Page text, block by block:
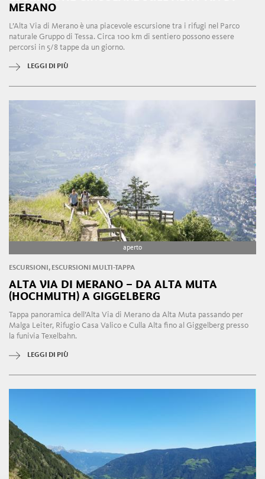
MERANO
L’Alta Via di Merano è una piacevole escursione tra i rifugi nel Parco
naturale Gruppo di Tessa. Circa 100 km di sentiero possono essere
percorsi in 5/8 tappe da un giorno.
LEGGI DI PIÙ
aperto
ESCURSIONI, ESCURSIONI MULTI-TAPPA
ALTA VIA DI MERANO – DA ALTA MUTA
(HOCHMUTH) A GIGGELBERG
Tappa panoramica dell’Alta Via di Merano da Alta Muta passando per
Malga Leiter, Rifugio Casa Valico e Culla Alta fino al Giggelberg presso
la funivia Texelbahn.
LEGGI DI PIÙ